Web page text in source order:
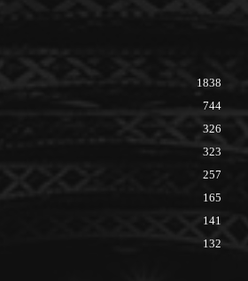
1838
744
326
323
257
165
141
132